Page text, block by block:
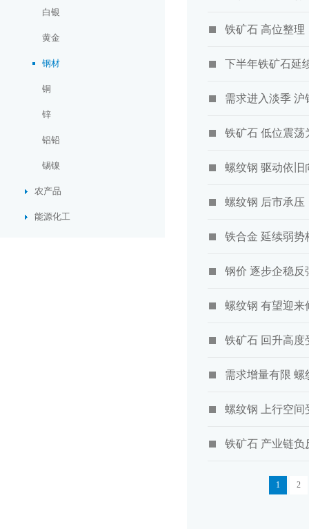
白银
黄金
钢材
铜
锌
铝铅
锡镍
农产品
能源化工
铁矿石 高位整理
下半年铁矿石延
需求进入淡季 沪
铁矿石 低位震荡
螺纹钢 驱动依旧
螺纹钢 后市承压
铁合金 延续弱势
钢价 逐步企稳反
螺纹钢 有望迎来
铁矿石 回升高度
需求增量有限 螺
螺纹钢 上行空间
铁矿石 产业链负
1 2